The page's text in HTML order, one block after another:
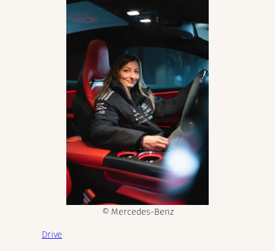
© Mercedes-Benz
Drive